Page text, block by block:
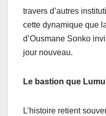
travers d’autres
cette dynamique que
d’Ousmane Sonko
jour nouveau.
Le bastion que
L’histoire retient